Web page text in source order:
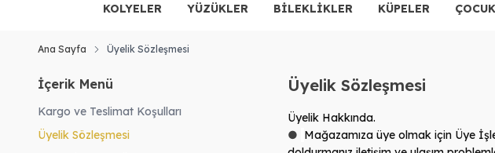
KOLYELER YÜZÜKLER BİLEKLİKLER KÜPELER
Ana Sayfa Üyelik Sözleşmesi
İçerik Menü
Kargo ve Teslimat Koşulları
Üyelik Sözleşmesi
Üyelik Sözleşmesi
Üyelik Hakkında.
● Mağazamıza üye olmak için Üye